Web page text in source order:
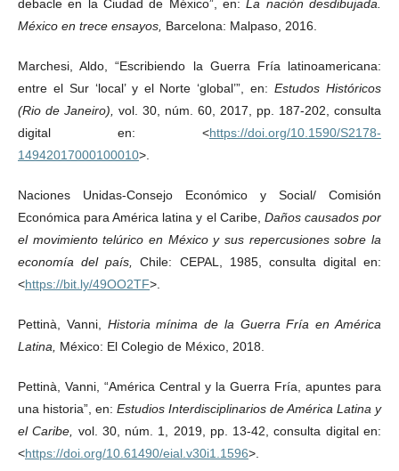
debacle en la Ciudad de México”, en:La nación desdibujada.
México en trece ensayos, Barcelona: Malpaso, 2016.
Marchesi, Aldo, “Escribiendo la Guerra Fría latinoamericana:
entre el Sur ‘local’ y el Norte ‘global’”, en:Estudos Históricos
(Rio de Janeiro), vol. 30, núm. 60, 2017, pp. 187-202, consulta
digital en: <https://doi.org/10.1590/S2178-
14942017000100010>.
Naciones Unidas-Consejo Económico y Social/ Comisión
Económica para América latina y el Caribe, Daños causados por
el movimiento telúrico en México y sus repercusiones sobre la
economía del país,Chile: CEPAL, 1985, consulta digital en:
<https://bit.ly/49OO2TF>.
Pettinà, Vanni, Historia mínima de la Guerra Fría en América
Latina, México: El Colegio de México, 2018.
Pettinà, Vanni, “América Central y la Guerra Fría, apuntes para
una historia”, en: Estudios Interdisciplinarios de América Latina y
el Caribe, vol. 30, núm. 1, 2019, pp. 13-42, consulta digital en:
<https://doi.org/10.61490/eial.v30i1.1596>.